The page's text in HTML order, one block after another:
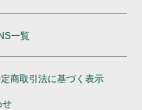
一覧
商取引法に基づく表示
せ